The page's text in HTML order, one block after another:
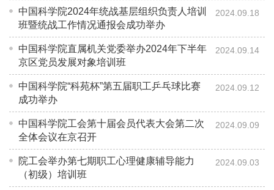
中国科学院2024年统战基层组织负责人培训
班暨统战工作情况通报会成功举办
2024.09.18
中国科学院直属机关党委举办2024年下半年
京区党员发展对象培训班
2024.09.14
中国科学院“科苑杯”第五届职工乒乓球比赛
成功举办
2024.09.12
中国科学院工会第十届会员代表大会第二次
全体会议在京召开
2024.09.09
院工会举办第七期职工心理健康辅导能力
（初级）培训班
2024.09.03